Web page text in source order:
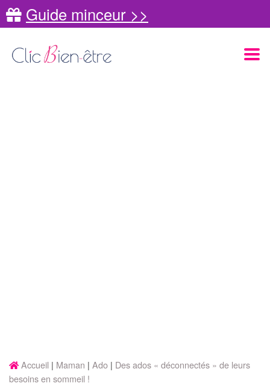
Guide minceur >>
Accueil Maman Ado
Des ados « déconnectés » de leurs
besoins en sommeil !